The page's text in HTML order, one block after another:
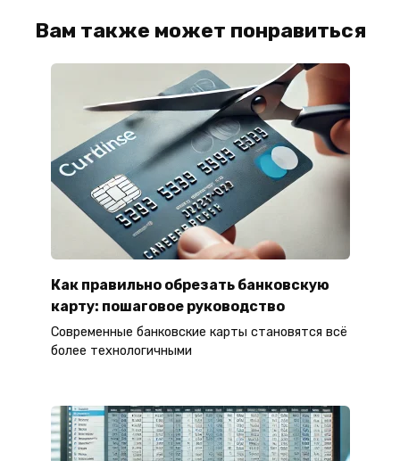
Вам также может понравиться
Как правильно обрезать банковскую
карту: пошаговое руководство
Современные банковские карты становятся всё
более технологичными